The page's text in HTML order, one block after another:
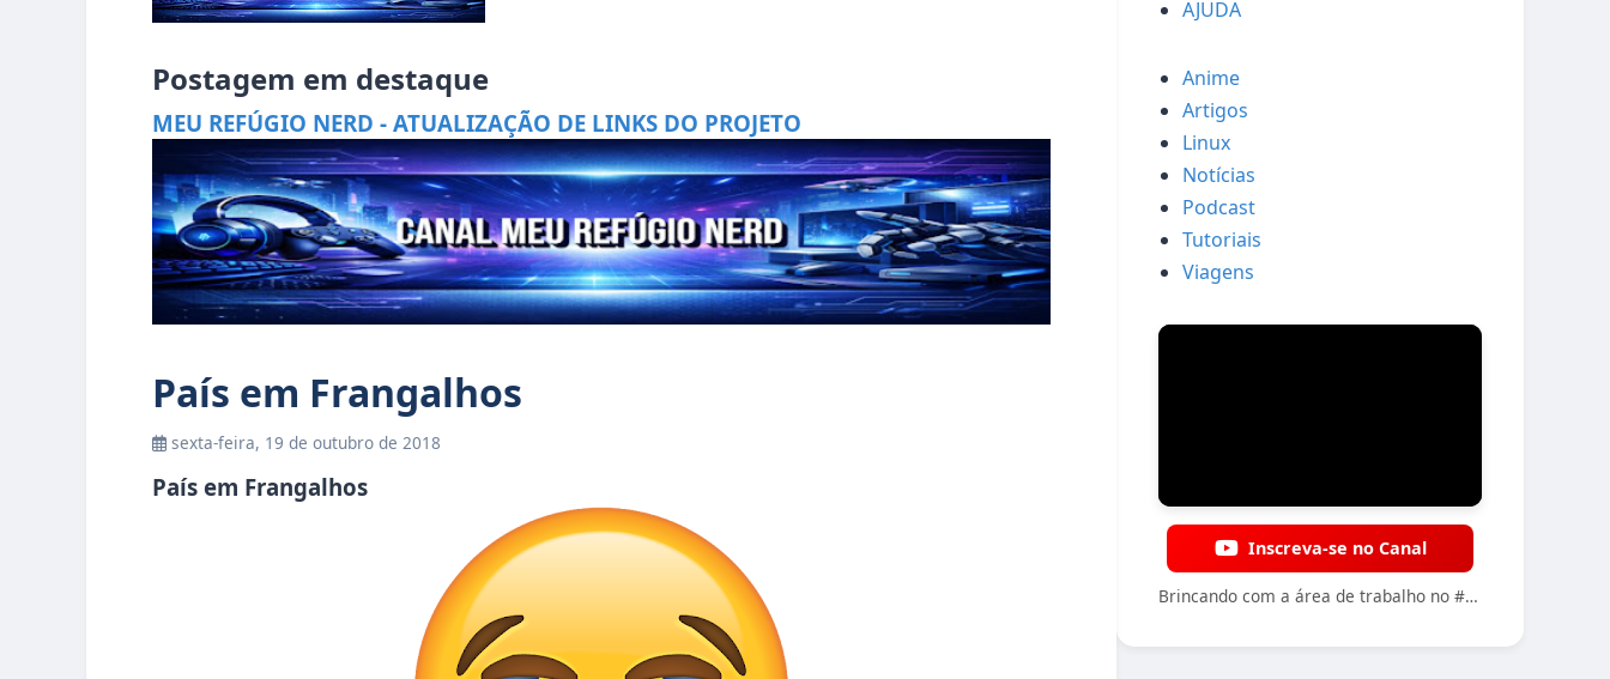
Postagem em destaque
MEU REFÚGIO NERD - ATUALIZAÇÃO DE LINKS DO PROJETO
País em Frangalhos
sexta-feira, 19 de outubro de 2018
País em Frangalhos
AJUDA
Anime
Artigos
Linux
Notícias
Podcast
Tutoriais
Viagens
Inscreva-se no Canal
Brincando com a área de trabalho no #Linux (labwc+lxqt,etc...) #fun #fyp #foryou